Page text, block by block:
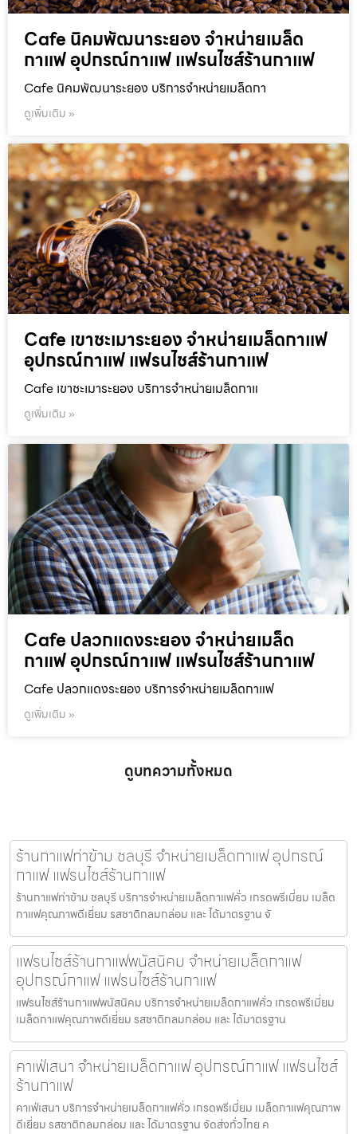
Cafe นิคมพัฒนาระยอง จำหน่ายเมล็ด
กาแฟ อุปกรณ์กาแฟ แฟรนไชส์ร้านกาแฟ
Cafe นิคมพัฒนาระยอง บริการจำหน่ายเมล็ดกา
ดูเพิ่มเติม »
Cafe เขาชะเมาระยอง จำหน่ายเมล็ดกาแฟ
อุปกรณ์กาแฟ แฟรนไชส์ร้านกาแฟ
Cafe เขาชะเมาระยอง บริการจำหน่ายเมล็ดกาแ
ดูเพิ่มเติม »
Cafe ปลวกแดงระยอง จำหน่ายเมล็ด
กาแฟ อุปกรณ์กาแฟ แฟรนไชส์ร้านกาแฟ
Cafe ปลวกแดงระยอง บริการจำหน่ายเมล็ดกาแฟ
ดูเพิ่มเติม »
ดูบทความทั้งหมด
ร้านกาแฟท่าข้าม ชลบุรี จำหน่ายเมล็ดกาแฟ อุปกรณ์
กาแฟ แฟรนไชส์ร้านกาแฟ
ร้านกาแฟท่าข้าม ชลบุรี บริการจำหน่ายเมล็ดกาแฟคั่ว เกรดพรีเมี่ยม เมล็ด
กาแฟคุณภาพดีเยี่ยม รสชาติกลมกล่อม และ ได้มาตรฐาน จั
แฟรนไชส์ร้านกาแฟพนัสนิคม จำหน่ายเมล็ดกาแฟ
อุปกรณ์กาแฟ แฟรนไชส์ร้านกาแฟ
แฟรนไชส์ร้านกาแฟพนัสนิคม บริการจำหน่ายเมล็ดกาแฟคั่ว เกรดพรีเมี่ยม
เมล็ดกาแฟคุณภาพดีเยี่ยม รสชาติกลมกล่อม และ ได้มาตรฐาน
คาเฟ่เสนา จำหน่ายเมล็ดกาแฟ อุปกรณ์กาแฟ แฟรนไชส์
ร้านกาแฟ
คาเฟ่เสนา บริการจำหน่ายเมล็ดกาแฟคั่ว เกรดพรีเมี่ยม เมล็ดกาแฟคุณภาพ
ดีเยี่ยม รสชาติกลมกล่อม และ ได้มาตรฐาน จัดส่งทั่วไทย ค